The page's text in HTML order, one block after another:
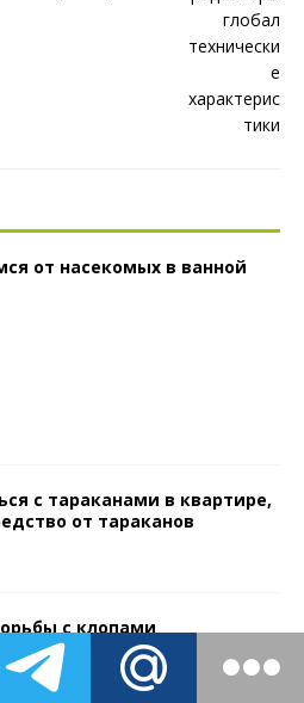
от насекомых в ванной
с тараканами в квартире,
от тараканов
с клопами